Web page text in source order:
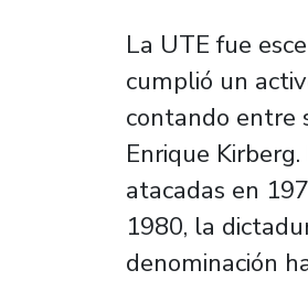
La UTE fue
cumplió un
contando entre
Enrique
atacadas en
1980, la
denominación